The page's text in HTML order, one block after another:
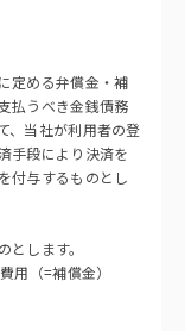
定める弁償金・補
払うべき金銭債務
、当社が利用者の登
手段により決済を
付与するものとし
します。
用（=補償金）